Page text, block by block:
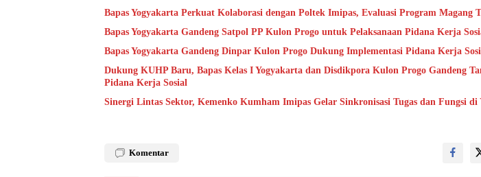
Bapas Yogyakarta Perkuat Kolaborasi dengan Poltek Imipas, Evaluasi Program Magang
Bapas Yogyakarta Gandeng Satpol PP Kulon Progo untuk Pelaksanaan Pidana Kerja
Bapas Yogyakarta Gandeng Dinpar Kulon Progo Dukung Implementasi Pidana Kerja
Dukung KUHP Baru, Bapas Kelas I Yogyakarta dan Disdikpora Kulon Progo Gandeng
Pidana Kerja Sosial
Sinergi Lintas Sektor, Kemenko Kumham Imipas Gelar Sinkronisasi Tugas dan Fungsi di
Komentar